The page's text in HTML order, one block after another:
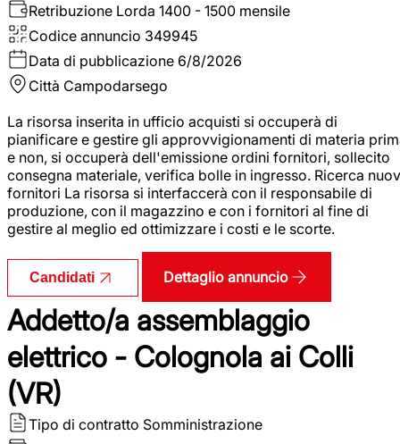
Retribuzione Lorda 1400 - 1500 mensile
Codice annuncio 349945
Data di pubblicazione 6/8/2026
Città Campodarsego
La risorsa inserita in ufficio acquisti si occuperà di
pianificare e gestire gli approvvigionamenti di materia
e non, si occuperà dell'emissione ordini fornitori, sollecito
consegna materiale, verifica bolle in ingresso. Ricerca
fornitori La risorsa si interfaccerà con il responsabile di
produzione, con il magazzino e con i fornitori al fine di
gestire al meglio ed ottimizzare i costi e le scorte.
Candidati Dettaglio annuncio
Addetto/a assemblaggio
elettrico - Colognola ai Colli
(VR)
Tipo di contratto Somministrazione